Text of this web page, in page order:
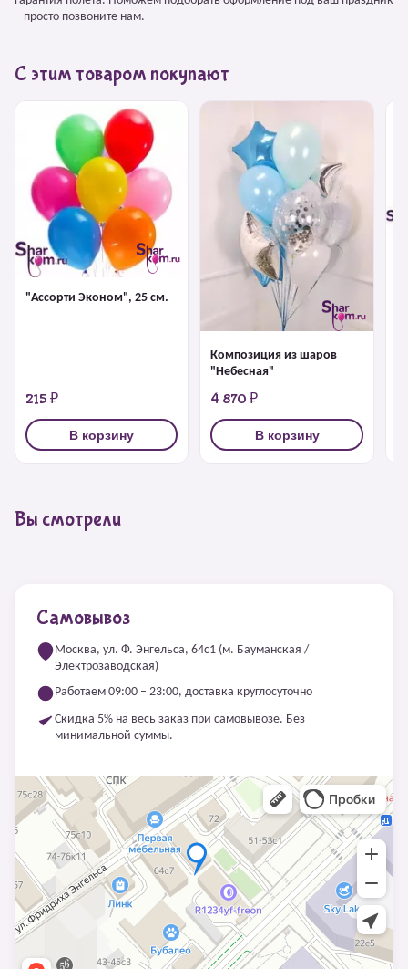
– просто позвоните нам.
С этим товаром покупают
"Ассорти Эконом", 25 см.
215 ₽
В корзину
Композиция из шаров
"Небесная"
4 870 ₽
В корзину
Вы смотрели
Самовывоз
Москва, ул. Ф. Энгельса, 64с1 (м. Бауманская /
Электрозаводская)
Работаем 09:00 – 23:00, доставка круглосуточно
Скидка 5% на весь заказ при самовывозе. Без
минимальной суммы.